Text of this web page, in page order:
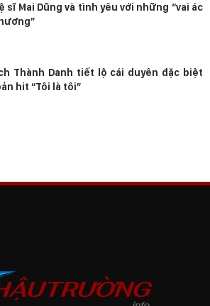
sĩ Mai Dũng và tình yêu với những “vai ác
Thành Danh tiết lộ cái duyên đặc biệt
hit “Tôi là tôi”